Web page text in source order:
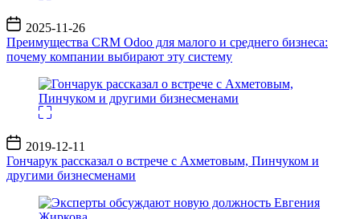
Дата
записи
2025-11-26
Преимущества CRM Odoo для малого и среднего бизнеса:
почему компании выбирают эту систему
Дата
записи
2019-12-11
Гончарук рассказал о встрече с Ахметовым, Пинчуком и
другими бизнесменами